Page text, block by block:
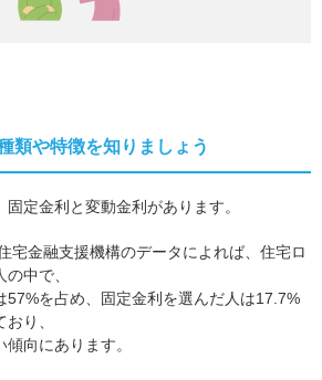
類や特徴を知りましょう
定金利と変動金利があります。
宅金融支援機構のデータによれば、住宅ロ
中で、
57%を占め、固定金利を選んだ人は17.7%
り、
向にあります。